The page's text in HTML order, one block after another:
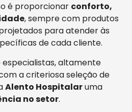
é proporcionar conforto,
, sempre com produtos
para atender às
de cada cliente.
especialistas, altamente
a criteriosa seleção de
Alento Hospitalaruma
no setor.